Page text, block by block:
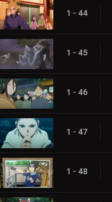
1 - 44
1 - 45
1 - 46
1 - 47
1 - 48